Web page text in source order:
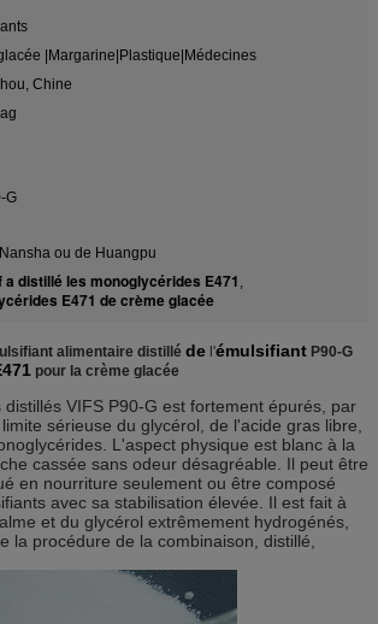
|Margarine|Plastique|Médecines
Chine
G
ou de Huangpu
a distillé les monoglycérides E471 ,
E471 de crème glacée
alimentaire distillé de l'émulsifiant P90-G
pour la crème glacée
distillés VIFS P90-G est fortement épurés, par
sérieuse du glycérol, de l'acide gras libre,
L'aspect physique est blanc à la
cassée sans odeur désagréable. Il peut être
en nourriture seulement ou être composé
avec sa stabilisation élevée. Il est fait à
et du glycérol extrêmement hydrogénés,
la procédure de la combinaison, distillé,